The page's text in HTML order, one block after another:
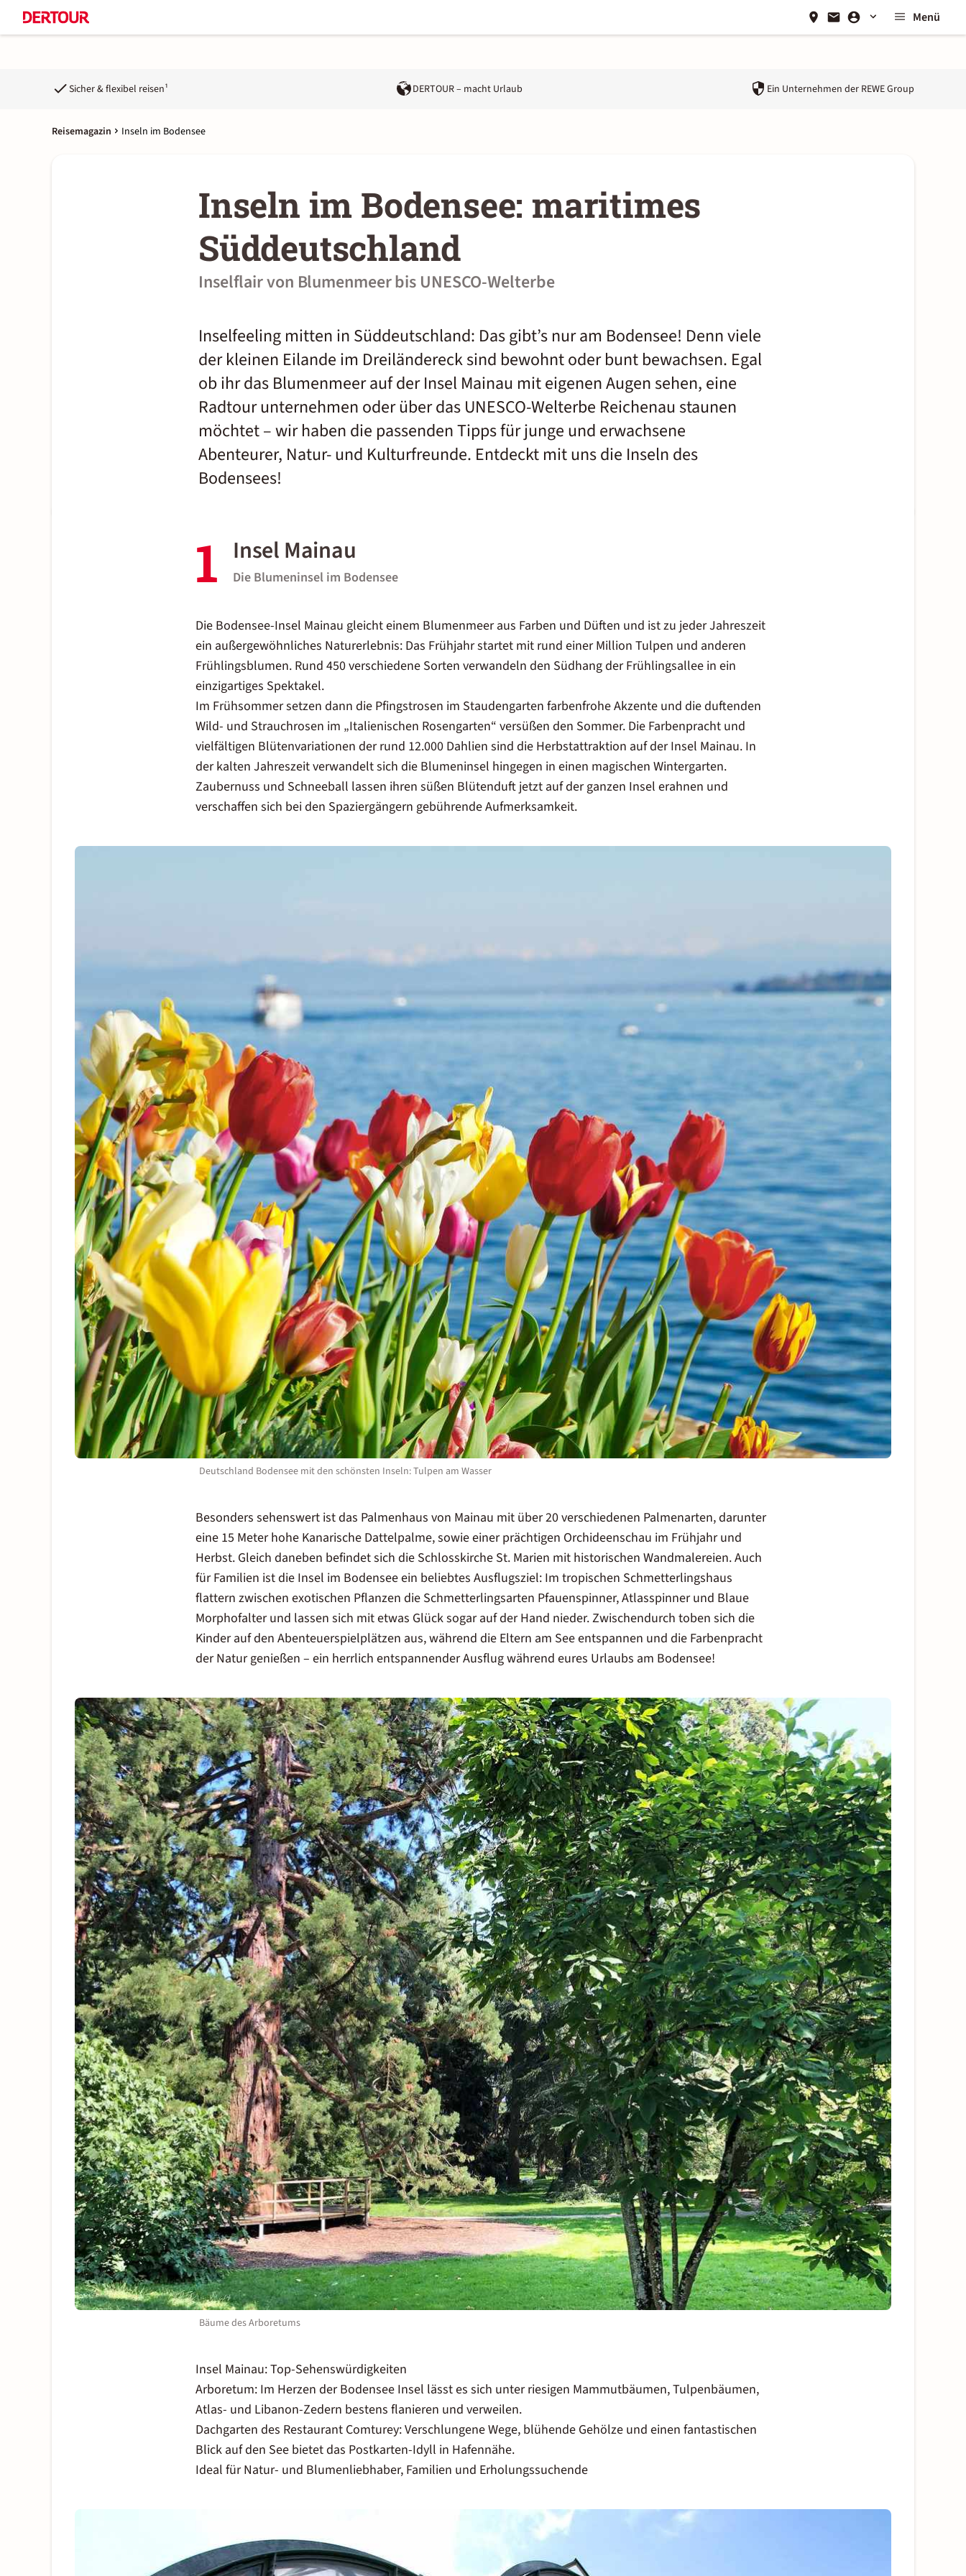
Menü
Sicher & flexibel reisen¹ DERTOUR – macht Urlaub Ein Unternehmen der REWE Group
Reisemagazin Inseln im Bodensee
Inseln im Bodensee: maritimes
Süddeutschland
Inselflair von Blumenmeer bis UNESCO-Welterbe
Inselfeeling mitten in Süddeutschland: Das gibt’s nur am Bodensee! Denn viele
der kleinen Eilande im Dreiländereck sind bewohnt oder bunt bewachsen. Egal
ob ihr das Blumenmeer auf der Insel Mainau mit eigenen Augen sehen, eine
Radtour unternehmen oder über das UNESCO-Welterbe Reichenau staunen
möchtet – wir haben die passenden Tipps für junge und erwachsene
Abenteurer, Natur- und Kulturfreunde. Entdeckt mit uns die Inseln des
Bodensees!
1 Insel Mainau
Die Blumeninsel im Bodensee
Die Bodensee-Insel Mainau gleicht einem Blumenmeer aus Farben und Düften und ist zu jeder Jahreszeit
ein außergewöhnliches Naturerlebnis: Das Frühjahr startet mit rund einer Million Tulpen und anderen
Frühlingsblumen. Rund 450 verschiedene Sorten verwandeln den Südhang der Frühlingsallee in ein
einzigartiges Spektakel.
Im Frühsommer setzen dann die Pfingstrosen im Staudengarten farbenfrohe Akzente und die duftenden
Wild- und Strauchrosen im „Italienischen Rosengarten“ versüßen den Sommer. Die Farbenpracht und
vielfältigen Blütenvariationen der rund 12.000 Dahlien sind die Herbstattraktion auf der Insel Mainau. In
der kalten Jahreszeit verwandelt sich die Blumeninsel hingegen in einen magischen Wintergarten.
Zaubernuss und Schneeball lassen ihren süßen Blütenduft jetzt auf der ganzen Insel erahnen und
verschaffen sich bei den Spaziergängern gebührende Aufmerksamkeit.
Deutschland Bodensee mit den schönsten Inseln: Tulpen am Wasser
Besonders sehenswert ist das Palmenhaus von Mainau mit über 20 verschiedenen Palmenarten, darunter
eine 15 Meter hohe Kanarische Dattelpalme, sowie einer prächtigen Orchideenschau im Frühjahr und
Herbst. Gleich daneben befindet sich die Schlosskirche St. Marien mit historischen Wandmalereien. Auch
für Familien ist die Insel im Bodensee ein beliebtes Ausflugsziel: Im tropischen Schmetterlingshaus
flattern zwischen exotischen Pflanzen die Schmetterlingsarten Pfauenspinner, Atlasspinner und Blaue
Morphofalter und lassen sich mit etwas Glück sogar auf der Hand nieder. Zwischendurch toben sich die
Kinder auf den Abenteuerspielplätzen aus, während die Eltern am See entspannen und die Farbenpracht
der Natur genießen – ein herrlich entspannender Ausflug während eures Urlaubs am Bodensee!
Bäume des Arboretums
Insel Mainau: Top-Sehenswürdigkeiten
Arboretum: Im Herzen der Bodensee Insel lässt es sich unter riesigen Mammutbäumen, Tulpenbäumen,
Atlas- und Libanon-Zedern bestens flanieren und verweilen.
Dachgarten des Restaurant Comturey: Verschlungene Wege, blühende Gehölze und einen fantastischen
Blick auf den See bietet das Postkarten-Idyll in Hafennähe.
Ideal für Natur- und Blumenliebhaber, Familien und Erholungssuchende